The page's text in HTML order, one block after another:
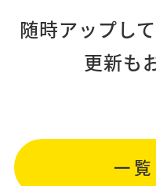
随時アップし
更新も
一